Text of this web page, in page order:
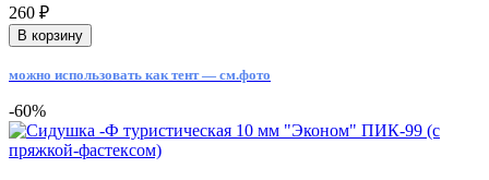
260 ₽
В корзину
можно использовать как тент — см.фото
-60%